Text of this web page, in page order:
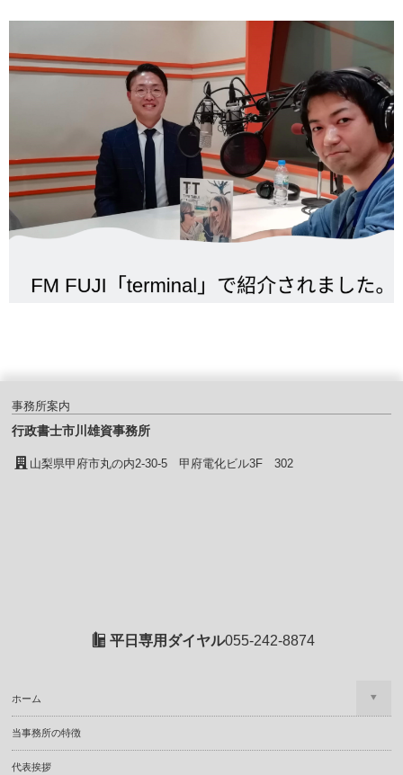
事務所案内
行政書士市川雄資事務所
山梨県甲府市丸の内2-30-5 甲府電化ビル3F 302
平日専用ダイヤル055-242-8874
ホーム
当事務所の特徴
代表挨拶